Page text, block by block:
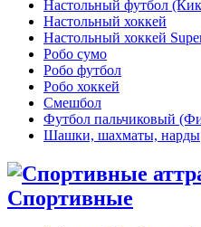
Настольный футбол
Настольный хоккей
Настольный хоккей
Робо сумо
Робо футбол
Робо хоккей
Смешбол
Футбол пальчиковый
Шашки, шахматы, нарды
Спортивные